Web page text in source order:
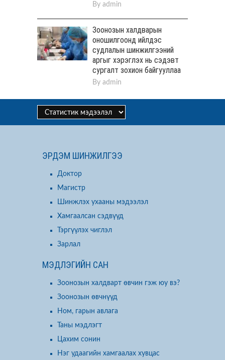
By admin
Зоонозын халдварын
оношилгоонд ийлдэс
судлалын шинжилгээний
аргыг хэрэглэх нь сэдэвт
сургалт зохион байгууллаа
By admin
ЭРДЭМ ШИНЖИЛГЭЭ
Доктор
Магистр
Шинжлэх ухааны мэдээлэл
Хамгаалсан сэдвүүд
Тэргүүлэх чиглэл
Зарлал
МЭДЛЭГИЙН САН
Зоонозын халдварт өвчин гэж юу вэ?
Зоонозын өвчнүүд
Ном, гарын авлага
Таны мэдлэгт
Цахим сонин
Нэг удаагийн хамгаалах хувцас